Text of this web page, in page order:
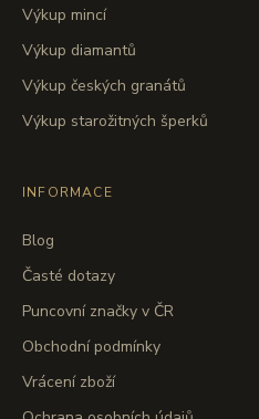
Výkup mincí
Výkup diamantů
Výkup českých granátů
Výkup starožitných šperků
INFORMACE
Blog
Časté dotazy
Puncovní značky v ČR
Obchodní podmínky
Vrácení zboží